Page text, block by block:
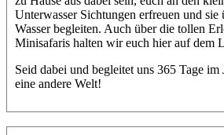
Unterwasser Sichtungen erfreuen und sie
Wasser begleiten. Auch über die tollen
Minisafaris halten wir euch hier auf dem
Seid dabei und begleitet uns 365 Tage im
eine andere Welt!